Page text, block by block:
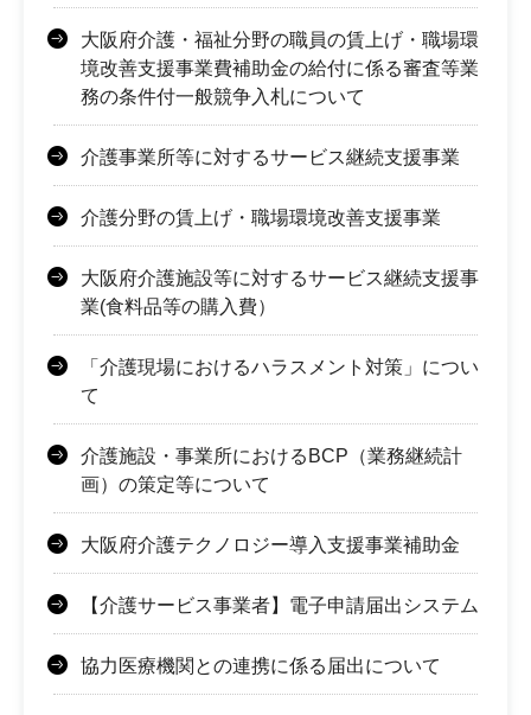
大阪府介護・福祉分野の職員の賃上げ・職場環
境改善支援事業費補助金の給付に係る審査等業
務の条件付一般競争入札について
介護事業所等に対するサービス継続支援事業
介護分野の賃上げ・職場環境改善支援事業
大阪府介護施設等に対するサービス継続支援事
業(食料品等の購入費）
「介護現場におけるハラスメント対策」につい
て
介護施設・事業所におけるBCP（業務継続計
画）の策定等について
大阪府介護テクノロジー導入支援事業補助金
【介護サービス事業者】電子申請届出システム
協力医療機関との連携に係る届出について